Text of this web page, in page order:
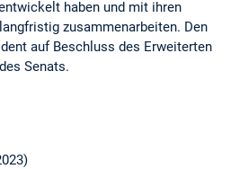
haben und mit ihren
zusammenarbeiten. Den
auf Beschluss des Erweiterten
Senats.